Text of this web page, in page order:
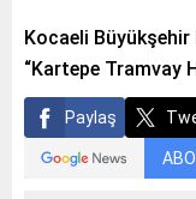
Kocaeli Büyükşehir
“Kartepe Tramvay
Paylaş